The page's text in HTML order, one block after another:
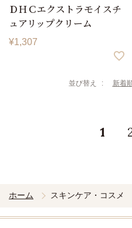
ＤＨＣエクストラモイスチ
ュアリップクリーム
¥1,307
並び替え 新着
1
ホーム スキンケア・コスメ